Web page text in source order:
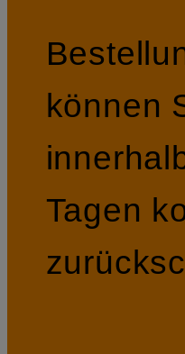
können
Tagen